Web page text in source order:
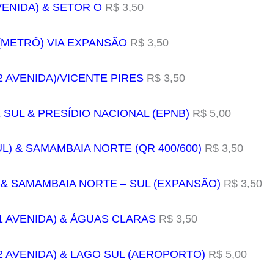
& SETOR O R$ 3,50
VIA EXPANSÃO R$ 3,50
AVENIDA)/VICENTE PIRES R$ 3,50
& PRESÍDIO NACIONAL (EPNB) R$ 5,00
& SAMAMBAIA NORTE (QR 400/600) R$ 3,50
SAMAMBAIA NORTE – SUL (EXPANSÃO) R$ 3,50
AVENIDA) & ÁGUAS CLARAS R$ 3,50
& LAGO SUL (AEROPORTO) R$ 5,00